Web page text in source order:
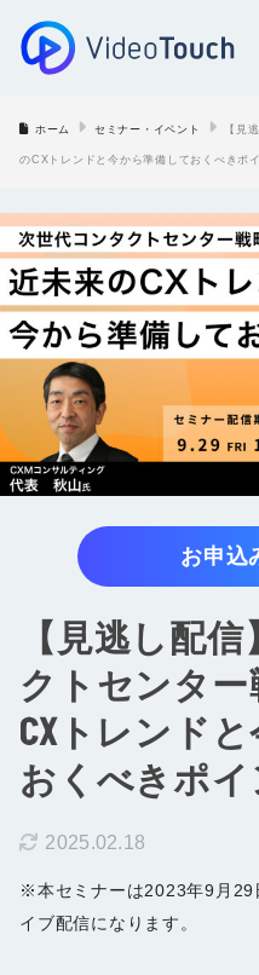
AIロープレ
AIモニタリング
セミナー･イベント
導入事例
お役立ち資料
お問
資料を
ホーム セミナー・イベント 【見
のCXトレンドと今から準備しておくべきポ
お申込
【見逃し配
クトセンタ
CXトレンド
おくべきポイ
2025.02.18
※本セミナーは2023年9月29
イブ配信になります。